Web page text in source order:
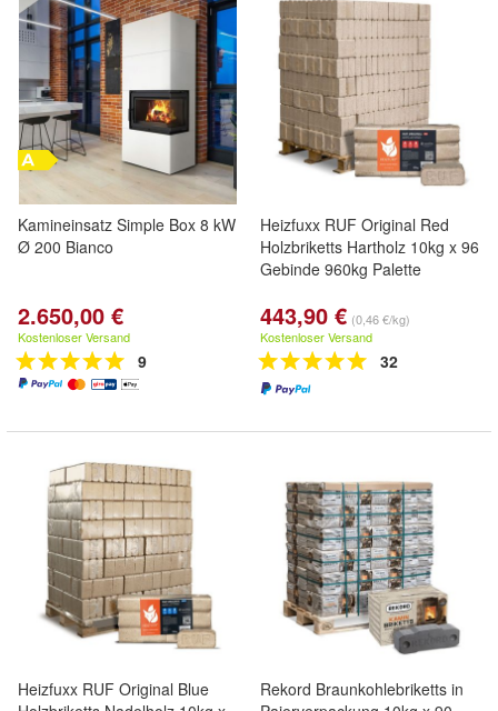
Kamineinsatz Simple Box 8 kW
Ø 200 Bianco
2.650,00 €
Kostenloser Versand
9
Heizfuxx RUF Original Red
Holzbriketts Hartholz 10kg x 96
Gebinde 960kg Palette
443,90 € (0,46 €/kg)
Kostenloser Versand
32
Heizfuxx RUF Original Blue
Rekord Braunkohlebriketts in